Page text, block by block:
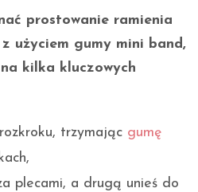
prostowanie ramienia
użyciem gumy mini band,
kilka kluczowych
trzymając gumę
plecami, a drugą unieś do